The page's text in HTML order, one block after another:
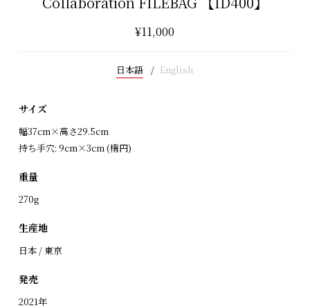
¥11,000
日本語 English
サイズ
幅37cm×高さ29.5cm
持ち手穴: 9cm×3cm (楕円)
重量
270g
生産地
日本 / 東京
発売
2021年